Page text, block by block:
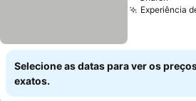
Experiência
Selecione as datas para ver os
exatos.